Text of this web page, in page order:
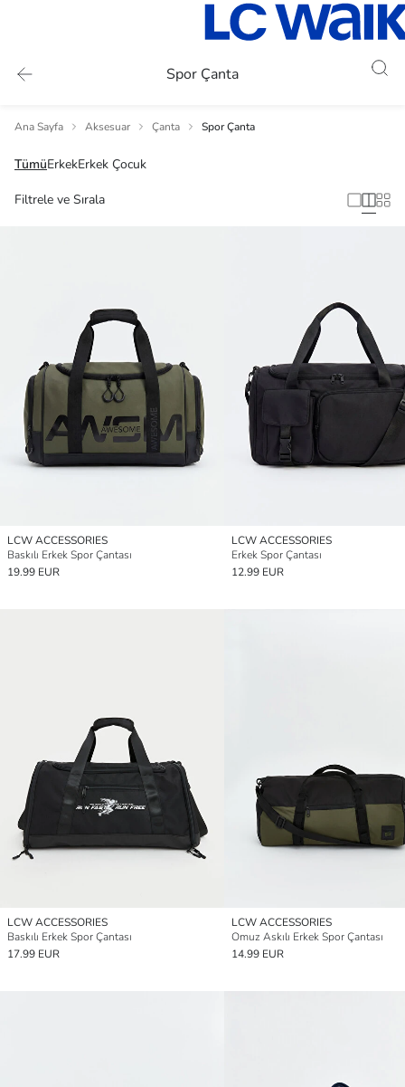
Spor Çanta
Ana Sayfa Aksesuar Çanta Spor Çanta
TümüErkekErkek Çocuk
Filtrele ve Sırala
LCW ACCESSORIES
Baskılı Erkek Spor Çantası
19.99 EUR
LCW ACCESSORIES
Erkek Spor Çantası
12.99 EUR
LCW ACCESSORIES
Baskılı Erkek Spor Çantası
17.99 EUR
LCW ACCESSORIES
Omuz Askılı Erkek Spor Çantası
14.99 EUR